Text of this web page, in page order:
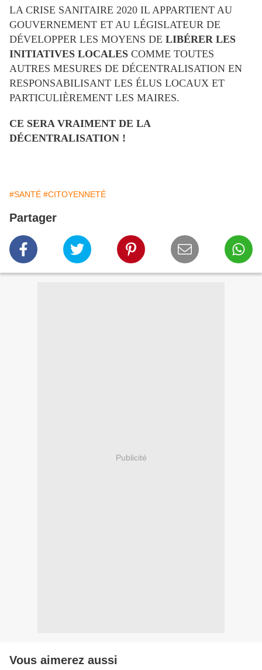
LA CRISE SANITAIRE 2020 IL APPARTIENT AU
GOUVERNEMENT ET AU LÉGISLATEUR DE
DÉVELOPPER LES MOYENS DE LIBÉRER LES
INITIATIVES LOCALES COMME TOUTES
AUTRES MESURES DE DÉCENTRALISATION EN
RESPONSABILISANT LES ÉLUS LOCAUX ET
PARTICULIÈREMENT LES MAIRES.
CE SERA VRAIMENT DE LA
DÉCENTRALISATION !
#SANTÉ #CITOYENNETÉ
Partager
Publicité
Vous aimerez aussi